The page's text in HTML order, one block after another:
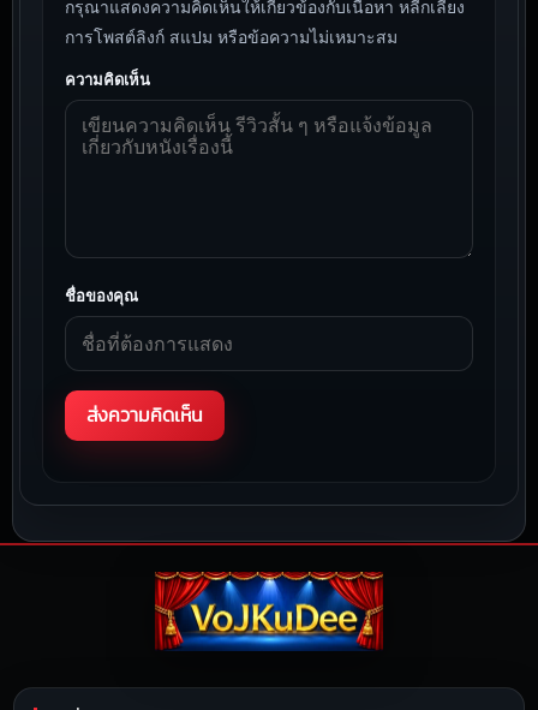
กรุณาแสดงความคิดเห็นให้เกี่ยวข้องกับเนื้อหา หลีกเลี่ยง
การโพสต์ลิงก์ สแปม หรือข้อความไม่เหมาะสม
ความคิดเห็น
ชื่อของคุณ